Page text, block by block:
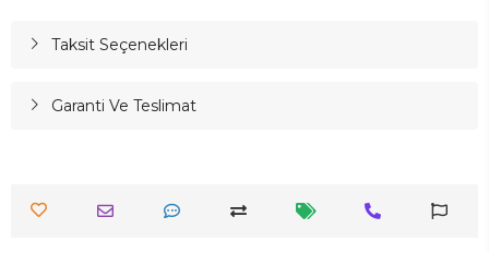
Taksit Seçenekleri
Garanti Ve Teslimat